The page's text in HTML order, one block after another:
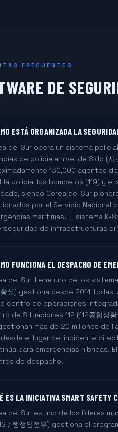
FRECUENTES
DE
ESTÁ ORGANIZADA LA
del Sur opera un sistema
de policía a nivel de Sido (
130,000 agentes
la policía, los bomberos (119) y
siendo Corea del Sur
por el Servicio Nacional
marítimas. El sistema K-
de infraestructuras
FUNCIONA EL DESPACHO DE
del Sur tiene uno de los
황실) gestiona desde 2014
centro de operaciones
de Situaciones 112 (112종합
más de 20 millones de
el lugar del incidente
para emergencias híbridas.
de despacho.
ES LA INICIATIVA SMART SAFETY
del Sur es uno de los líderes
/ 행정안전부) gestiona el